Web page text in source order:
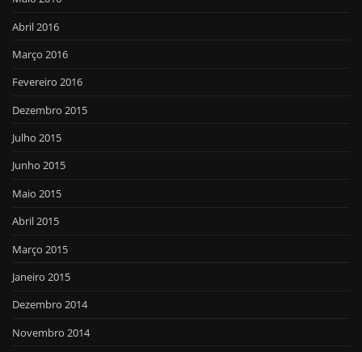
Abril 2016
Março 2016
Fevereiro 2016
Dezembro 2015
Julho 2015
Junho 2015
Maio 2015
Abril 2015
Março 2015
Janeiro 2015
Dezembro 2014
Novembro 2014